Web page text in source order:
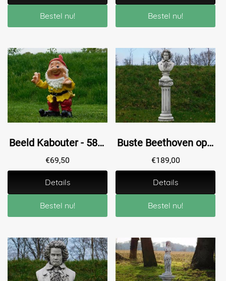
Bestel nu! Bestel nu!
Beeld Kabouter - 58 cm - Polystone
€69,50
Details
Bestel nu!
Buste Beethoven op Sokkel - 127 cm - Steen
€189,00
Details
Bestel nu!